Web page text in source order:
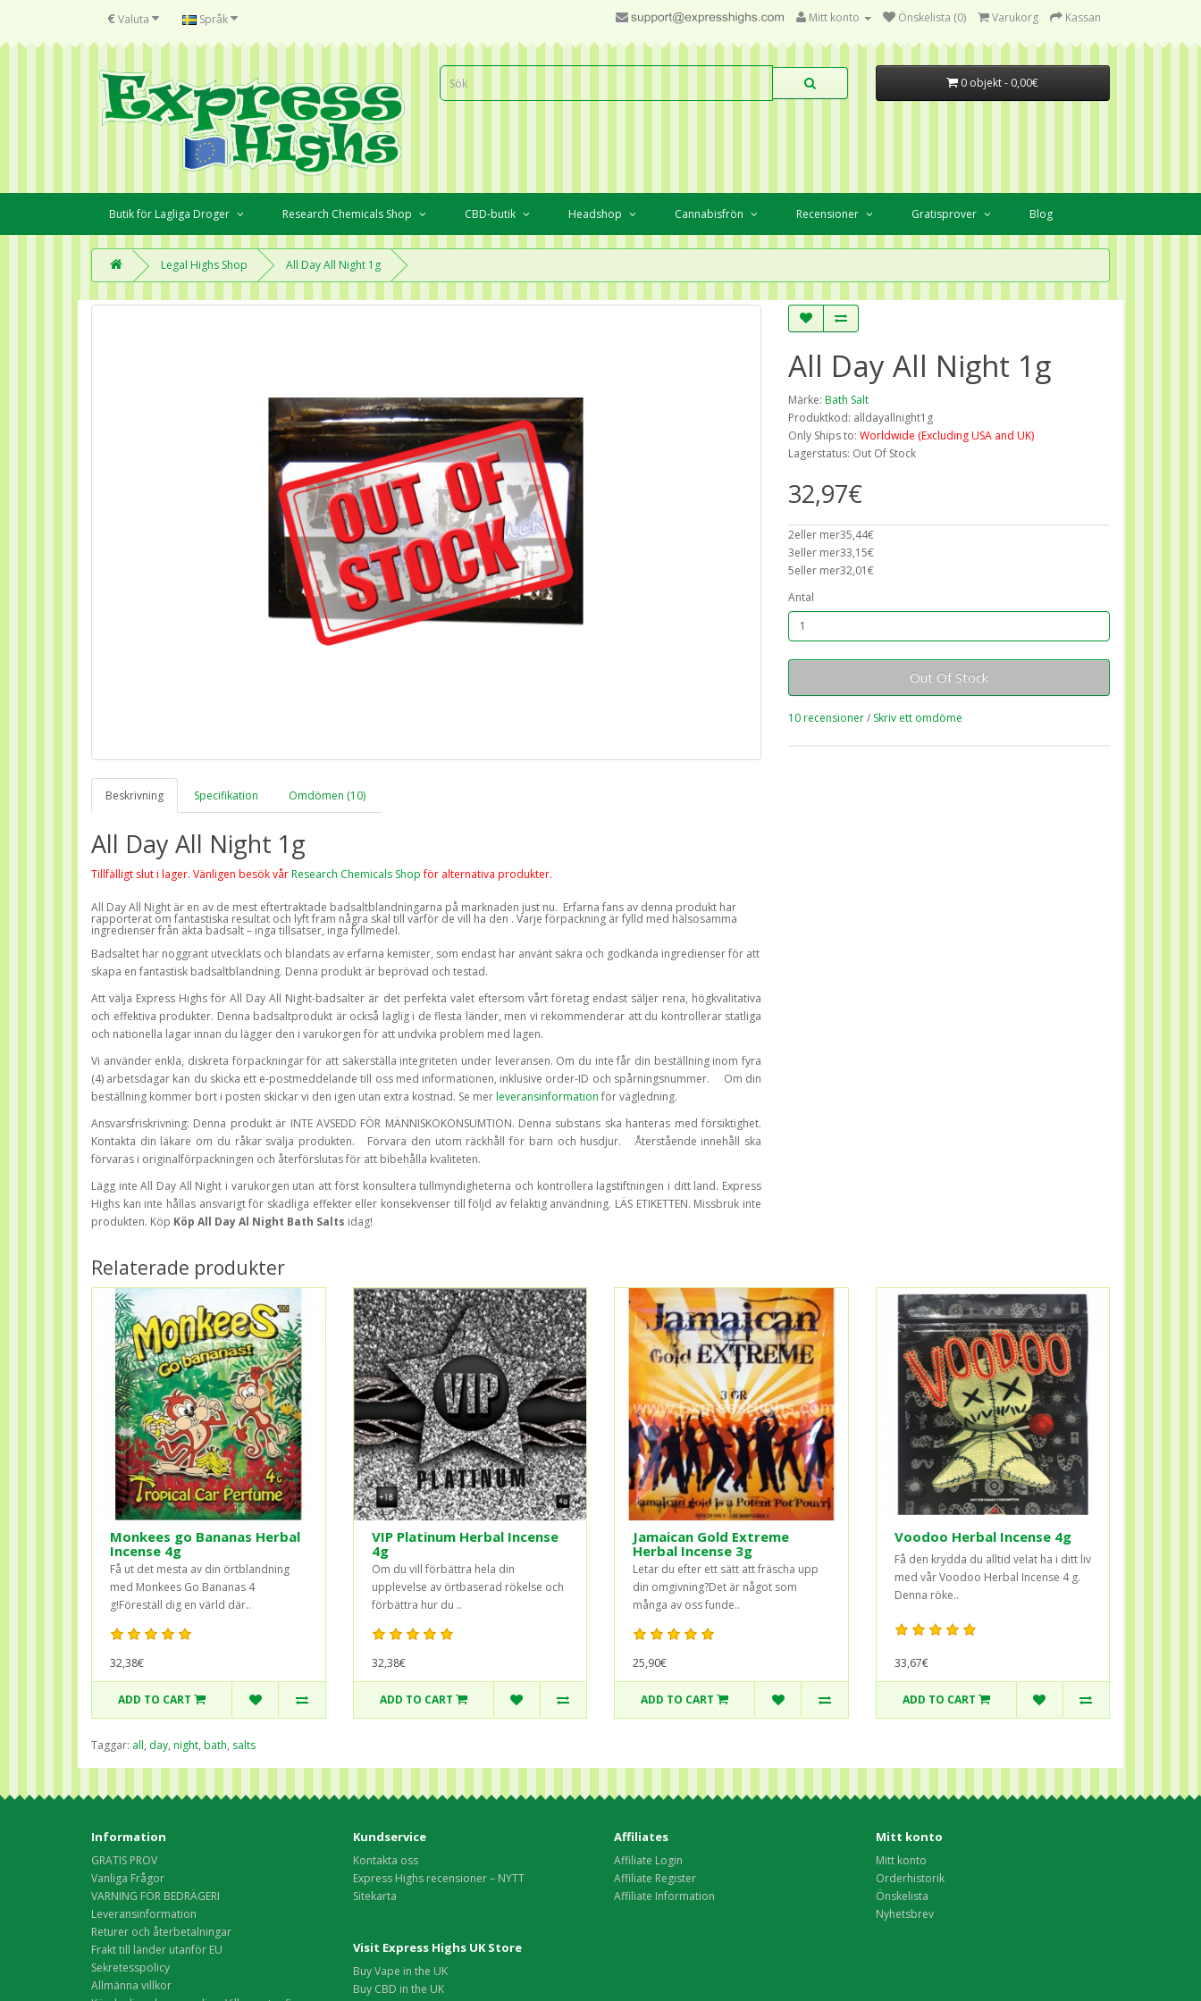
€ Valuta Språk Mitt konto Önskelista (0) Varukorg Kassan
0 objekt - 0,00€
Butik för Lagliga Droger Research Chemicals Shop CBD-butik Headshop Cannabisfrön Recensioner Gratisprover Blog
Legal Highs Shop All Day All Night 1g
Beskrivning Specifikation Omdömen (10)
All Day All Night 1g
Tillfälligt slut i lager. Vänligen besök vårResearch Chemicals Shopför alternativa produkter.
All Day All Night är en av de mest eftertraktade badsaltblandningarna på marknaden just nu. Erfarna fans av denna produkt har
rapporterat om fantastiska resultat och lyft fram några skäl till varför de vill ha den . Varje förpackning är fylld med hälsosamma
ingredienser från äkta badsalt – inga tillsatser, inga fyllmedel.
Badsaltet har noggrant utvecklats och blandats av erfarna kemister, som endast har använt säkra och godkända ingredienser för att
skapa en fantastisk badsaltblandning. Denna produkt är beprövad och testad.
Att välja Express Highs för All Day All Night-badsalter är det perfekta valet eftersom vårt företag endast säljer rena, högkvalitativa
och effektiva produkter. Denna badsaltprodukt är också laglig i de flesta länder, men vi rekommenderar att du kontrollerar statliga
och nationella lagar innan du lägger den i varukorgen för att undvika problem med lagen.
Vi använder enkla, diskreta förpackningar för att säkerställa integriteten under leveransen. Om du inte får din beställning inom fyra
(4) arbetsdagar kan du skicka ett e-postmeddelande till oss med informationen, inklusive order-ID och spårningsnummer.
Om din
beställning kommer bort i posten skickar vi den igen utan extra kostnad. Se merleveransinformation för vägledning.
Ansvarsfriskrivning: Denna produkt är INTE AVSEDD FÖR MÄNNISKOKONSUMTION. Denna substans ska hanteras med försiktighet.
Kontakta din läkare om du råkar svälja produkten.
Förvara den utom räckhåll för barn och husdjur.
Återstående innehåll ska
förvaras i originalförpackningen och återförslutas för att bibehålla kvaliteten.
Lägg inte All Day All Night i varukorgen utan att först konsultera tullmyndigheterna och kontrollera lagstiftningen i ditt land. Express
Highs kan inte hållas ansvarigt för skadliga effekter eller konsekvenser till följd av felaktig användning. LÄS ETIKETTEN. Missbruk inte
produkten. Köp Köp All Day Al Night Bath Salts idag!
All Day All Night 1g
Märke: Bath Salt
Produktkod: alldayallnight1g
Only Ships to: Worldwide (Excluding USA and UK)
Lagerstatus: Out Of Stock
32,97€
2eller mer35,44€
3eller mer33,15€
5eller mer32,01€
Antal
Out Of Stock
10 recensioner/ Skriv ett omdöme
Relaterade produkter
Monkees go Bananas Herbal
Incense 4g
Få ut det mesta av din örtblandning
med Monkees Go Bananas 4
g!Föreställ dig en värld där..
32,38€
ADD TO CART
VIP Platinum Herbal Incense
4g
Om du vill förbättra hela din
upplevelse av örtbaserad rökelse och
förbättra hur du ..
32,38€
ADD TO CART
Jamaican Gold Extreme
Herbal Incense 3g
Letar du efter ett sätt att fräscha upp
din omgivning?Det är något som
många av oss funde..
25,90€
ADD TO CART
Voodoo Herbal Incense 4g
Få den krydda du alltid velat ha i ditt liv
med vår Voodoo Herbal Incense 4 g.
Denna röke..
33,67€
ADD TO CART
Taggar: all, day, night, bath, salts
Information
GRATIS PROV
Vanliga Frågor
VARNING FÖR BEDRÄGERI
Leveransinformation
Returer och återbetalningar
Frakt till länder utanför EU
Sekretesspolicy
Allmänna villkor
Kundservice
Kontakta oss
Express Highs recensioner – NYTT
Sitekarta
Affiliates
Affiliate Login
Affiliate Register
Affiliate Information
Mitt konto
Mitt konto
Orderhistorik
Önskelista
Nyhetsbrev
Visit Express Highs UK Store
Buy Vape in the UK
Buy CBD in the UK